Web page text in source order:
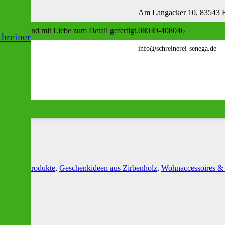
und mit Liebe zum Detail gefertigt.
Am Langacker 10, 83543
08039-408046
info@schreinerei-senega.de
Zirbenprodukte, Geschenkideen aus Zirbenholz, Wohnaccessoires